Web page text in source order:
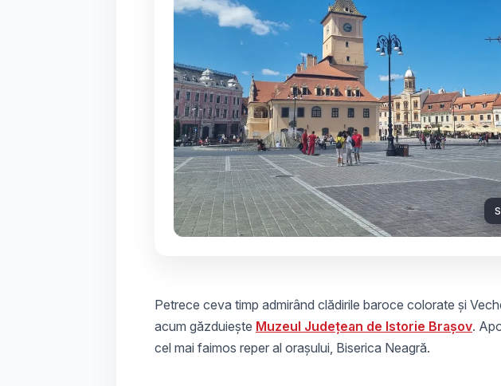
Petrece ceva timp admirând clădirile baroce colorate și
acum găzduiește Muzeul Județean de Istorie Brașov.
cel mai faimos reper al orașului, Biserica Neagră.